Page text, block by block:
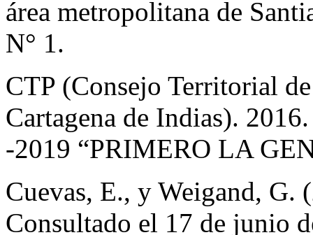
área metropolitana de
N° 1.
CTP (Consejo Territorial
Cartagena de Indias).
-2019 “PRIMERO LA
Cuevas, E., y Weigand, G.
Consultado el 17 de junio